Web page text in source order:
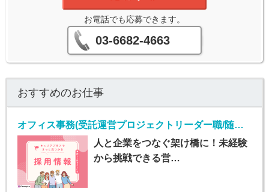
お電話でも応募できます。
03-6682-4663
おすすめのお仕事
オフィス事務(受託運営プロジェクトリーダー職/随時入社)
人と企業をつなぐ架け橋に！未経験
から挑戦できる営…